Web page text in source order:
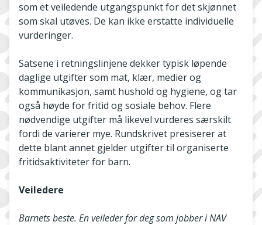
som et veiledende utgangspunkt for det skjønnet
som skal utøves. De kan ikke erstatte individuelle
vurderinger.
Satsene i retningslinjene dekker typisk løpende
daglige utgifter som mat, klær, medier og
kommunikasjon, samt hushold og hygiene, og tar
også høyde for fritid og sosiale behov. Flere
nødvendige utgifter må likevel vurderes særskilt
fordi de varierer mye. Rundskrivet presiserer at
dette blant annet gjelder utgifter til organiserte
fritidsaktiviteter for barn.
Veiledere
Barnets beste. En veileder for deg som jobber i NAV